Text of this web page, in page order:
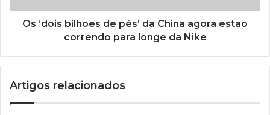
Os ‘dois bilhões de pés’ da China agora estão
correndo para longe da Nike
Artigos relacionados